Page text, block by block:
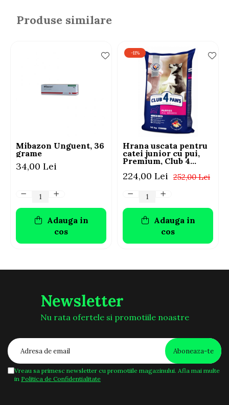
Produse similare
Mibazon Unguent, 36
grame
34,00 Lei
Adauga in
cos
-11%
Hrana uscata pentru
catei junior cu pui,
Premium, Club 4
252,00 Lei
224,00 Lei
Adauga in
cos
Newsletter
Nu rata ofertele si promotiile noastre
Vreau sa primesc newsletter cu promotiile magazinului. Afla mai multe
in Politica de Confidentialitate